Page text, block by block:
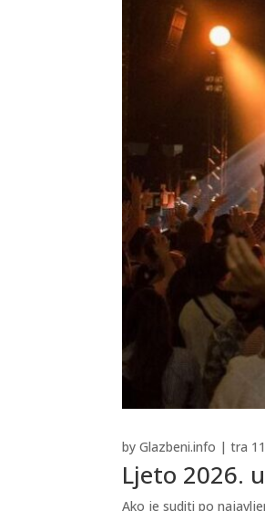
Ljeto 2026.
byGlazbeni.info |tra
Ako je suditi po